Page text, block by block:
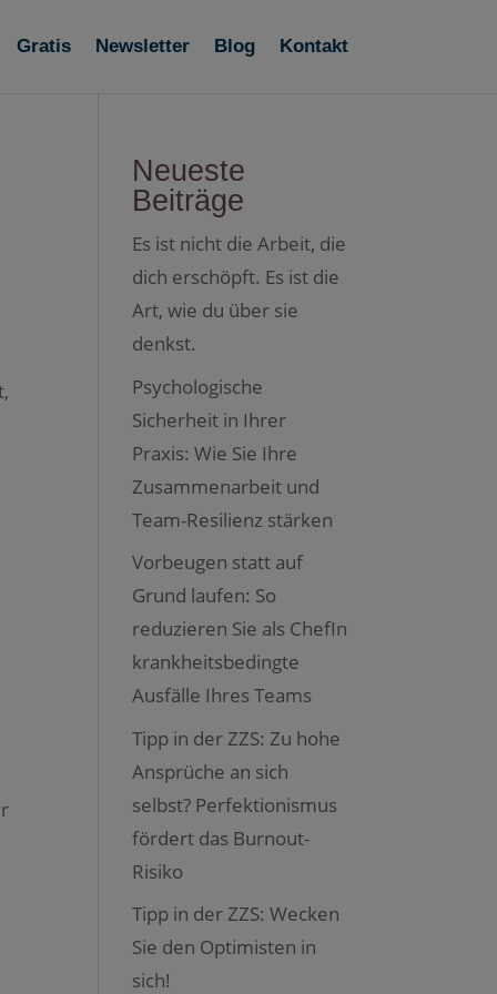
Gratis Newsletter Blog Kontakt
Neueste
Beiträge
Es ist nicht die Arbeit, die
dich erschöpft. Es ist die
Art, wie du über sie
denkst.
Psychologische
Sicherheit in Ihrer
Praxis: Wie Sie Ihre
Zusammenarbeit und
Team-Resilienz stärken
Vorbeugen statt auf
Grund laufen: So
reduzieren Sie als ChefIn
krankheitsbedingte
Ausfälle Ihres Teams
Tipp in der ZZS: Zu hohe
Ansprüche an sich
selbst? Perfektionismus
fördert das Burnout-
Risiko
Tipp in der ZZS: Wecken
Sie den Optimisten in
sich!